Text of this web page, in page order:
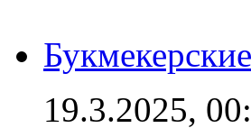
19.3.2025,